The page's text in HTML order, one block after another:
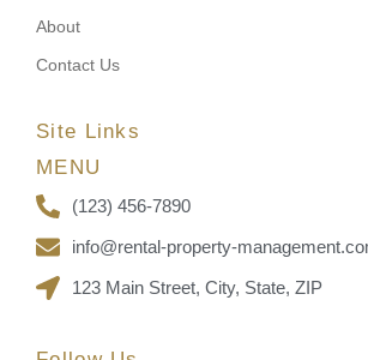
About
Contact Us
Site Links
MENU
(123) 456-7890
info@rental-property-
123 Main Street, City, State, ZIP